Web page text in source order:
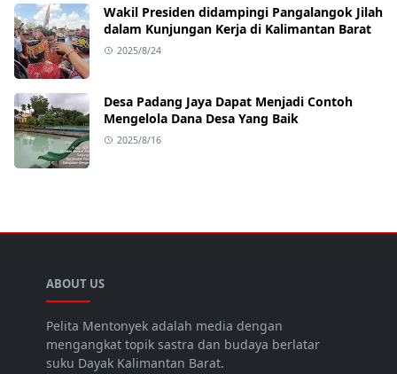
Wakil Presiden didampingi Pangalangok Jilah
dalam Kunjungan Kerja di Kalimantan Barat
2025/8/24
Desa Padang Jaya Dapat Menjadi Contoh
Mengelola Dana Desa Yang Baik
2025/8/16
ABOUT US
Pelita Mentonyek adalah media dengan
mengangkat topik sastra dan budaya berlatar
suku Dayak Kalimantan Barat.